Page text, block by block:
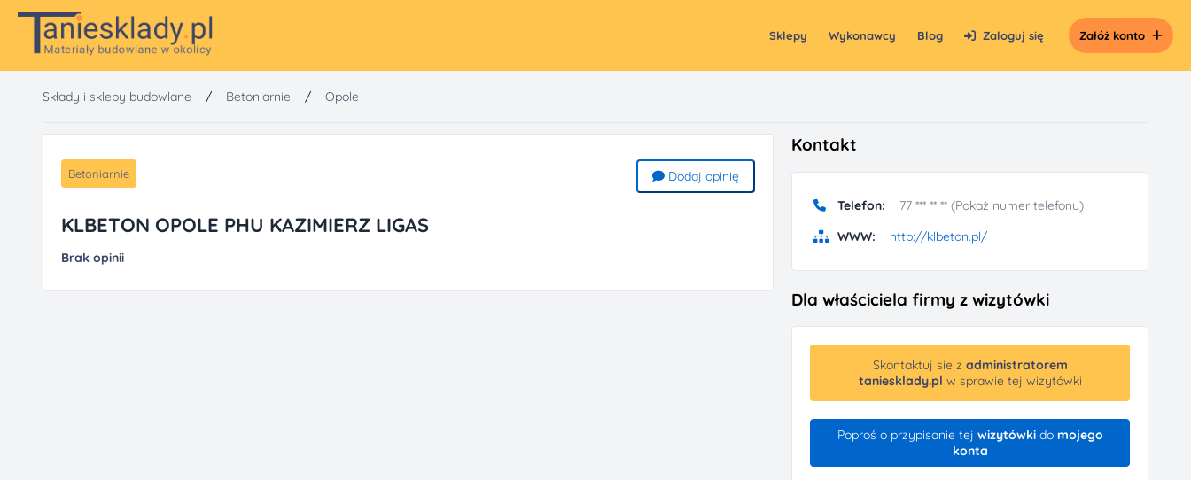
Sklepy Wykonawcy Blog Zaloguj się Załóż konto
Składy i sklepy budowlane / Betoniarnie / Opole
Dodaj opinię
Betoniarnie
KLBETON OPOLE PHU KAZIMIERZ LIGAS
Brak opinii
Kontakt
Telefon:
77 *** ** ** (Pokaż numer telefonu)
WWW:
http://klbeton.pl/
Dla właściciela firmy z wizytówki
Skontaktuj sie z administratorem
taniesklady.pl w sprawie tej wizytówki
Poproś o przypisanie tej wizytówkido mojego
konta